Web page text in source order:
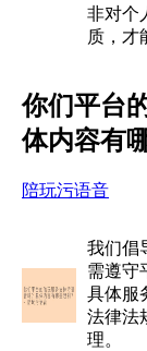
非对个
质，才
你们平台
体内容有
陪玩污语音
我们倡
需遵守
具体服
法律法
理。